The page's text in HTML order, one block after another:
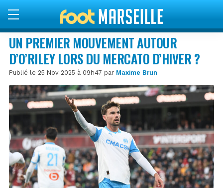
UN PREMIER MOUVEMENT AUTOUR
D’O’RILEY LORS DU MERCATO D’HIVER ?
Publié le 25 Nov 2025 à 09h47 par Maxime Brun